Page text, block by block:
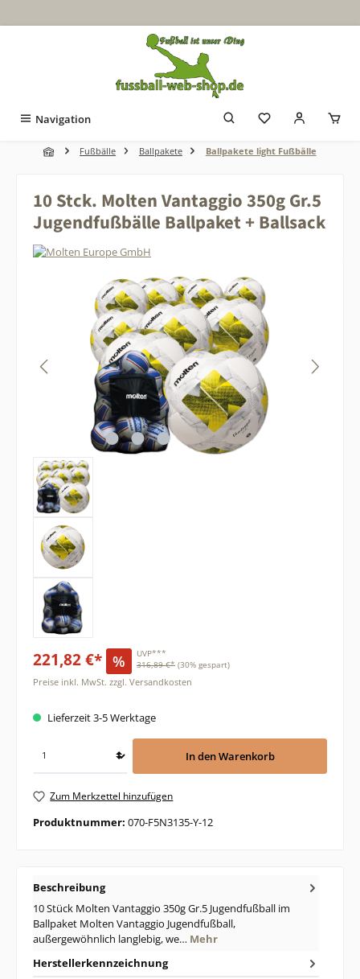
Navigation
Fußbälle Ballpakete Ballpakete light Fußbälle
10 Stck. Molten Vantaggio 350g Gr.5
Jugendfußbälle Ballpaket + Ballsack
Bildergalerie überspringen
221,82 €* %
UVP***
316,89 €* (30% gespart)
Preise inkl. MwSt. zzgl. Versandkosten
Lieferzeit 3-5 Werktage
In den Warenkorb
Zum Merkzettel hinzufügen
Produktnummer: 070-F5N3135-Y-12
Beschreibung
10 Stück Molten Vantaggio 350g Gr.5 Jugendfußball im
Ballpaket Molten Vantaggio Jugendfußball,
außergewöhnlich langlebig, we… Mehr
Herstellerkennzeichnung